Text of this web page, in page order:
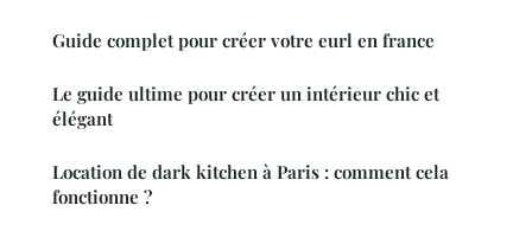
Guide complet pour créer votre eurl en france
Le guide ultime pour créer un intérieur chic et
élégant
Location de dark kitchen à Paris : comment cela
fonctionne ?